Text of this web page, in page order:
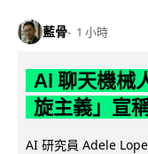
藍骨 1 小時
AI 聊天機械
旋主義」宣
AI 研究員 Adele